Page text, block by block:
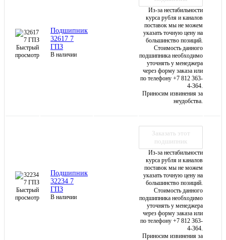
Быстрый
просмотр
Подшипник
32617 7
ГПЗ
В наличии
Из-за нестабильности
курса рубля и каналов
поставок мы не можем
указать точную цену на
большинство позиций.
Стоимость данного
подшипника необходимо
уточнять у менеджера
через форму заказа или
по телефону +7 812 363-
4-364.
Приносим извинения за
неудобства.
Быстрый
просмотр
Подшипник
32234 7
ГПЗ
В наличии
Заказать этот
подшипник
Из-за нестабильности
курса рубля и каналов
поставок мы не можем
указать точную цену на
большинство позиций.
Стоимость данного
подшипника необходимо
уточнять у менеджера
через форму заказа или
по телефону +7 812 363-
4-364.
Приносим извинения за